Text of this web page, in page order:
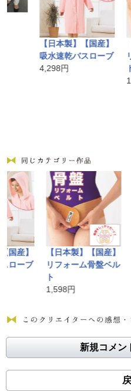
【日本製】【国産】
吸水速乾バスローブ
4,298円
【
リフ
】
ブ
【日本製】【国産】
リフォーム骨盤ベル
1,598円
【
薄
新規コメン